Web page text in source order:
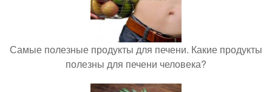
Самые полезные продукты для печени. Какие продукты
полезны для печени человека?